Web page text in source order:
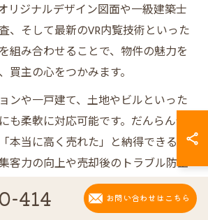
リジナルデザイン図面や一級建築士
、そして最新のVR内覧技術といった
組み合わせることで、物件の魅力を
買主の心をつかみます。
ンや一戸建て、土地やビルといった
も柔軟に対応可能です。だんらん住
本当に高く売れた」と納得できる売
客力の向上や売却後のトラブル防止
ートします。従来の不動産会社との
には、特におすすめの売却術です。
414 お問い合わせはこちら